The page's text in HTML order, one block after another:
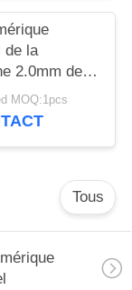
de la
2.0mm de
en métal
FAMILIER
MOQ:1pcs
Tous